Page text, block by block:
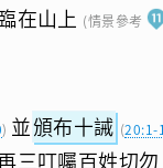
在山上 (情景參考
) 並頒布十誡 (20:1-
三叮囑百姓切